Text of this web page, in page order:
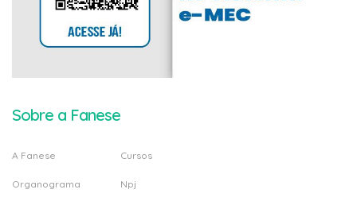
Sobre a Fanese
A Fanese
Organograma
Cursos
Npj